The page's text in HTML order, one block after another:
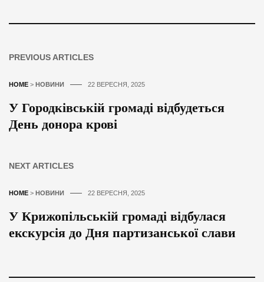
PREVIOUS ARTICLES
HOME > НОВИНИ 22 ВЕРЕСНЯ, 2025
У Городківській громаді відбудеться
День донора крові
NEXT ARTICLES
HOME > НОВИНИ 22 ВЕРЕСНЯ, 2025
У Крижопільській громаді відбулася
екскурсія до Дня партизанської слави